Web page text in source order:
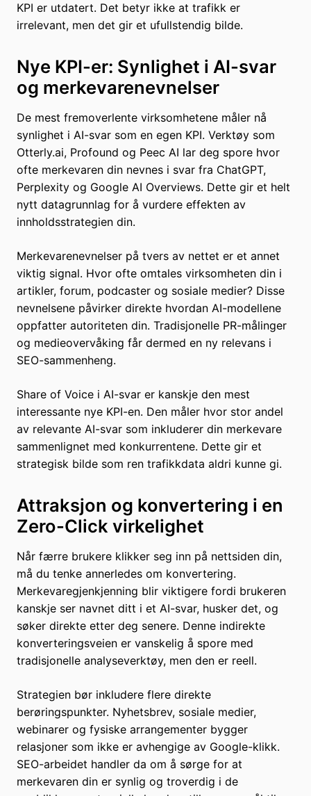
KPI er utdatert. Det betyr ikke at trafikk er
irrelevant, men det gir et ufullstendig bilde.
Nye KPI-er: Synlighet i AI-svar
og merkevarenevnelser
De mest fremoverlente virksomhetene måler nå
synlighet i AI-svar som en egen KPI. Verktøy som
Otterly.ai, Profound og Peec AI lar deg spore hvor
ofte merkevaren din nevnes i svar fra ChatGPT,
Perplexity og Google AI Overviews. Dette gir et helt
nytt datagrunnlag for å vurdere effekten av
innholdsstrategien din.
Merkevarenevnelser på tvers av nettet er et annet
viktig signal. Hvor ofte omtales virksomheten din i
artikler, forum, podcaster og sosiale medier? Disse
nevnelsene påvirker direkte hvordan AI-modellene
oppfatter autoriteten din. Tradisjonelle PR-målinger
og medieovervåking får dermed en ny relevans i
SEO-sammenheng.
Share of Voice i AI-svar er kanskje den mest
interessante nye KPI-en. Den måler hvor stor andel
av relevante AI-svar som inkluderer din merkevare
sammenlignet med konkurrentene. Dette gir et
strategisk bilde som ren trafikkdata aldri kunne gi.
Attraksjon og konvertering i en
Zero-Click virkelighet
Når færre brukere klikker seg inn på nettsiden din,
må du tenke annerledes om konvertering.
Merkevaregjenkjenning blir viktigere fordi brukeren
kanskje ser navnet ditt i et AI-svar, husker det, og
søker direkte etter deg senere. Denne indirekte
konverteringsveien er vanskelig å spore med
tradisjonelle analyseverktøy, men den er reell.
Strategien bør inkludere flere direkte
berøringspunkter. Nyhetsbrev, sosiale medier,
webinarer og fysiske arrangementer bygger
relasjoner som ikke er avhengige av Google-klikk.
SEO-arbeidet handler da om å sørge for at
merkevaren din er synlig og troverdig i de